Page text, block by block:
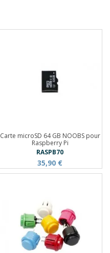
Carte microSD 64 GB NOOBS pour
Raspberry Pi
RASPB70
35,90 €